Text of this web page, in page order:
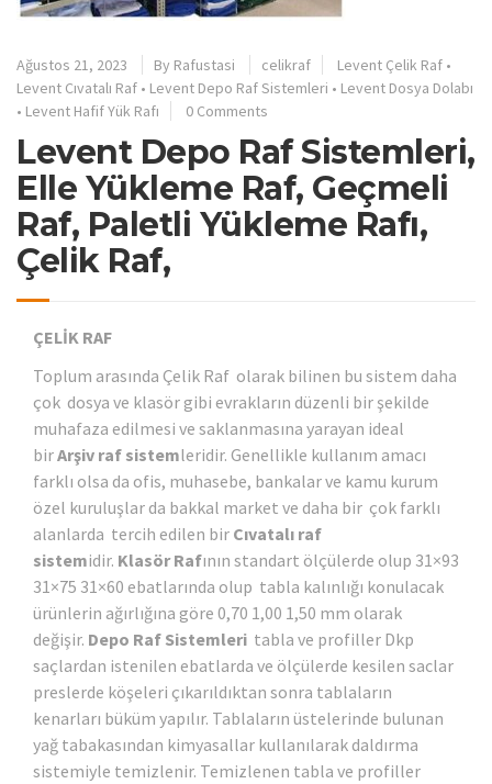
Ağustos 21, 2023 By Rafustasi celikraf Levent Çelik Raf •
Levent Cıvatalı Raf • Levent Depo Raf Sistemleri • Levent Dosya Dolabı
• Levent Hafif Yük Rafı 0 Comments
Levent Depo Raf Sistemleri,
Elle Yükleme Raf, Geçmeli
Raf, Paletli Yükleme Rafı,
Çelik Raf,
ÇELİK RAF
Toplum arasında Çelik Raf olarak bilinen bu sistem daha
çok dosya ve klasör gibi evrakların düzenli bir şekilde
muhafaza edilmesi ve saklanmasına yarayan ideal
birArşiv raf sistemleridir. Genellikle kullanım amacı
farklı olsa da ofis, muhasebe, bankalar ve kamu kurum
özel kuruluşlar da bakkal market ve daha bir çok farklı
alanlarda tercih edilen bir Cıvatalı raf
sistemidir. Klasör Rafının standart ölçülerde olup 31×93
31×75 31×60 ebatlarında olup tabla kalınlığı konulacak
ürünlerin ağırlığına göre 0,70 1,00 1,50 mm olarak
değişir. Depo Raf Sistemleri tabla ve profiller Dkp
saçlardan istenilen ebatlarda ve ölçülerde kesilen saclar
preslerde köşeleri çıkarıldıktan sonra tablaların
kenarları büküm yapılır. Tablaların üstelerinde bulunan
yağ tabakasından kimyasallar kullanılarak daldırma
sistemiyle temizlenir. Temizlenen tabla ve profiller